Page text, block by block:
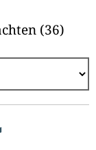
h
(36)